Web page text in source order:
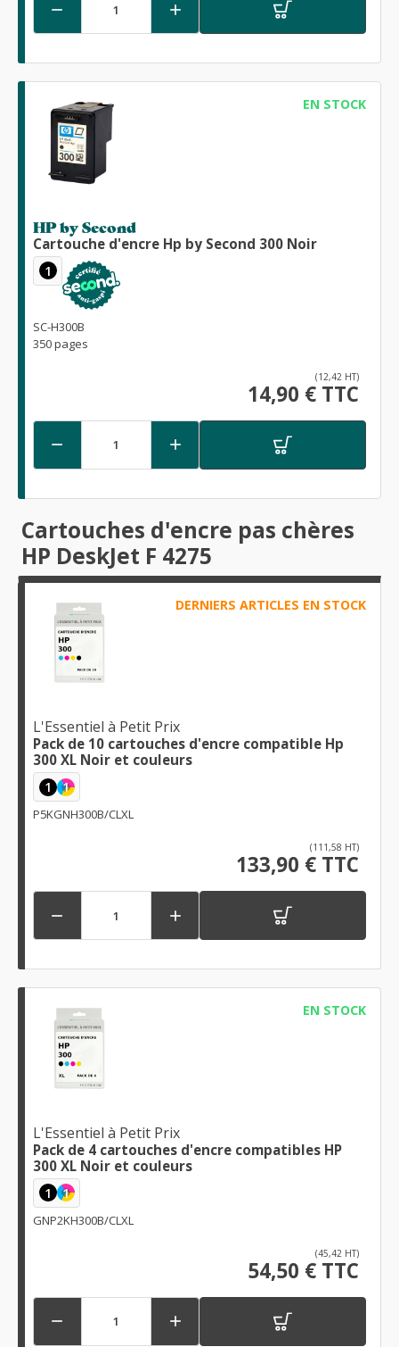
 
EN STOCK
HP by Second
Cartouche d'encre Hp by Second 300 Noir
1
SC-H300B
350 pages
(12,42 HT)
14,90 € TTC
 
Cartouches d'encre pas chères
HP DeskJet F 4275
DERNIERS ARTICLES EN STOCK
L'Essentiel à Petit Prix
Pack de 10 cartouches d'encre compatible Hp
300 XL Noir et couleurs
1 1
P5KGNH300B/CLXL
(111,58 HT)
133,90 € TTC
 
EN STOCK
L'Essentiel à Petit Prix
Pack de 4 cartouches d'encre compatibles HP
300 XL Noir et couleurs
1 1
GNP2KH300B/CLXL
(45,42 HT)
54,50 € TTC
 